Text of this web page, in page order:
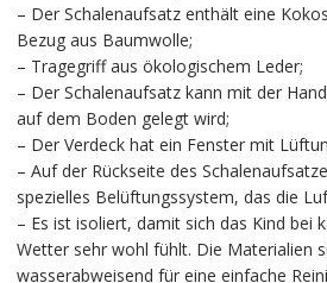
– Der Schalenaufsatz enthält eine
Bezug aus Baumwolle;
– Tragegriff aus ökologischem Leder;
– Der Schalenaufsatz kann mit der
auf dem Boden gelegt wird;
– Der Verdeck hat ein Fenster mit
– Auf der Rückseite des
spezielles Belüftungssystem, das die
– Es ist isoliert, damit sich das Kind bei
Wetter sehr wohl fühlt. Die Materialien
wasserabweisend für eine einfache